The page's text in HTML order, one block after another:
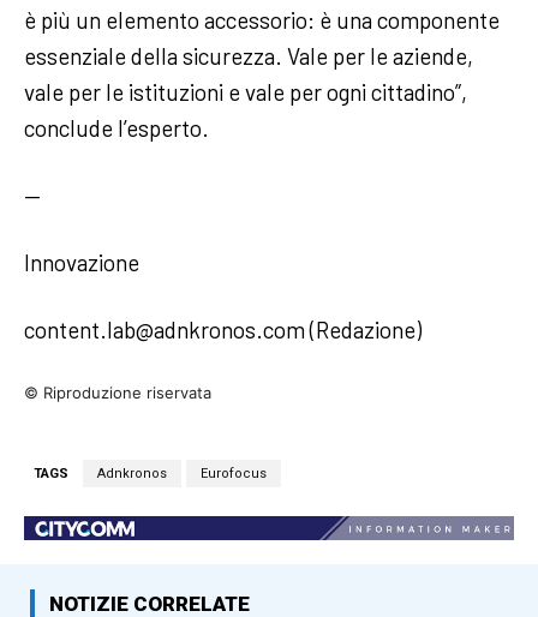
è più un elemento accessorio: è una componente
essenziale della sicurezza. Vale per le aziende,
vale per le istituzioni e vale per ogni cittadino”,
conclude l’esperto.
—
Innovazione
content.lab@adnkronos.com (Redazione)
© Riproduzione riservata
TAGS Adnkronos Eurofocus
NOTIZIE CORRELATE